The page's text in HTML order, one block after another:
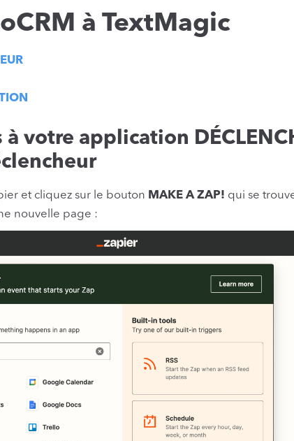
à TextMagic
votre application
et cliquez sur le bouton MAKE A ZAP! qui se
nouvelle page :